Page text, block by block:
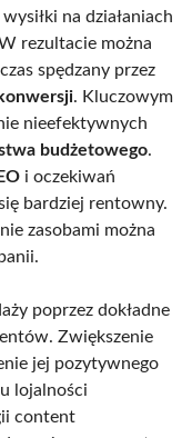
na działaniach
rezultacie można
spędzany przez
. Kluczowym
nieefektywnych
budżetowego.
i oczekiwań
bardziej rentowny.
zasobami można
poprzez dokładne
Zwiększenie
jej pozytywnego
lojalności
content